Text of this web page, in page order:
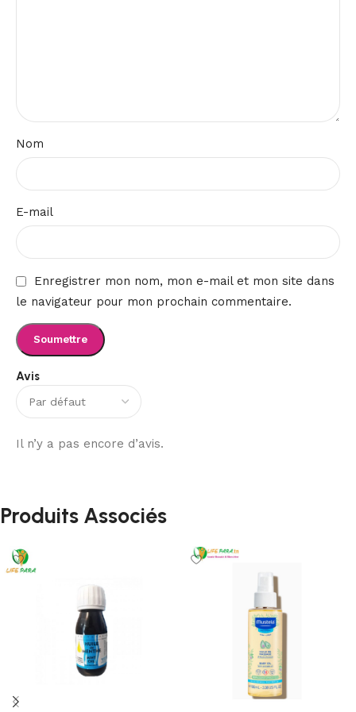
Avis
Il n’y a pas encore d’avis.
Nom
E-mail
Enregistrer mon nom, mon e-mail et mon site dans
le navigateur pour mon prochain commentaire.
Produits Associés